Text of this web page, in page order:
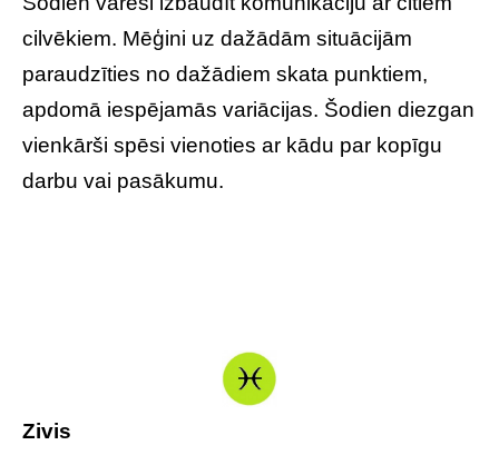
cilvēkiem. Mēģini uz dažādām situācijām
paraudzīties no dažādiem skata punktiem,
apdomā iespējamās variācijas. Šodien diezgan
vienkārši spēsi vienoties ar kādu par kopīgu
darbu vai pasākumu.
Zivis